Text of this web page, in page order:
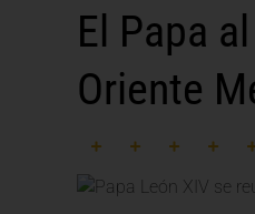
El Papa
Oriente